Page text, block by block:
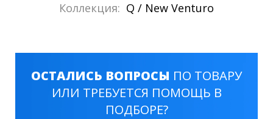
Коллекция: Q / New Venturo
ОСТАЛИСЬ ВОПРОСЫ ПО ТОВАРУ
ИЛИ ТРЕБУЕТСЯ ПОМОЩЬ В
ПОДБОРЕ?